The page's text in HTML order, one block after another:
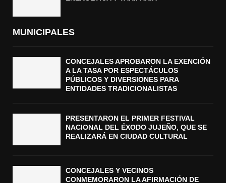
MUNICIPALES
CONCEJALES APROBARON LA EXENCIÓN
A LA TASA POR ESPECTÁCULOS
PÚBLICOS Y DIVERSIONES PARA
ENTIDADES TRADICIONALISTAS
PRESENTARON EL PRIMER FESTIVAL
NACIONAL DEL ÉXODO JUJEÑO, QUE SE
REALIZARÁ EN CIUDAD CULTURAL
CONCEJALES Y VECINOS
CONMEMORARON LA AFIRMACIÓN DE